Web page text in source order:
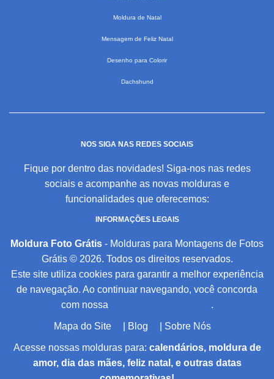
Moldura de Natal
Mensagem de Feliz Natal
Desenho para Colorir
Dachshund
NOS SIGA NAS REDES SOCIAIS
Fique por dentro das novidades! Siga-nos nas redes
sociais e acompanhe as novas molduras e
funcionalidades que oferecemos:
INFORMAÇÕES LEGAIS
Moldura Foto Grátis - Molduras para Montagens de Fotos
Grátis © 2026. Todos os direitos reservados.
Este site utiliza cookies para garantir a melhor experiência
de navegação. Ao continuar navegando, você concorda
com nossa
.
Mapa do Site Blog Sobre Nós
Acesse nossas molduras para: calendários, moldura de
amor, dia das mães, feliz natal, e outras datas